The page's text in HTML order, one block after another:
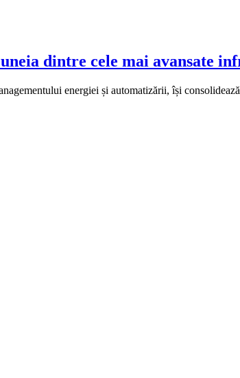
dintre cele mai avansate
energiei și automatizării, își consolidează